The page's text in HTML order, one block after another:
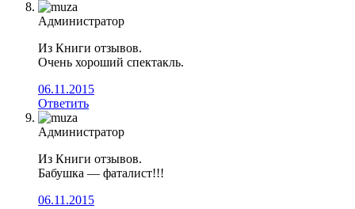
Администратор
Из Книги отзывов.
Очень хороший спектакль.
06.11.2015
Ответить
Администратор
Из Книги отзывов.
Бабушка — фаталист!!!
06.11.2015